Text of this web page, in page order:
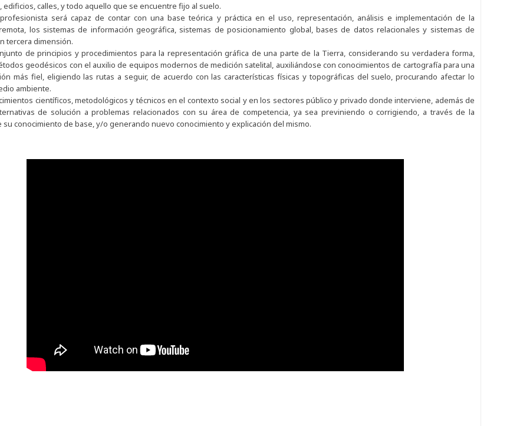
edificios, calles, y todo aquello que se encuentre fijo al suelo.
será capaz de contar con una base teórica y práctica en el uso, representación, análisis e implementación de la
los sistemas de información geográfica, sistemas de posicionamiento global, bases de datos relacionales y sistemas de
tercera dimensión.
de principios y procedimientos para la representación gráfica de una parte de la Tierra, considerando su verdadera forma,
geodésicos con el auxilio de equipos modernos de medición satelital, auxiliándose con conocimientos de cartografía para una
más fiel, eligiendo las rutas a seguir, de acuerdo con las características físicas y topográficas del suelo, procurando afectar lo
ambiente.
científicos, metodológicos y técnicos en el contexto social y en los sectores público y privado donde interviene, además de
de solución a problemas relacionados con su área de competencia, ya sea previniendo o corrigiendo, a través de la
su conocimiento de base, y/o generando nuevo conocimiento y explicación del mismo.